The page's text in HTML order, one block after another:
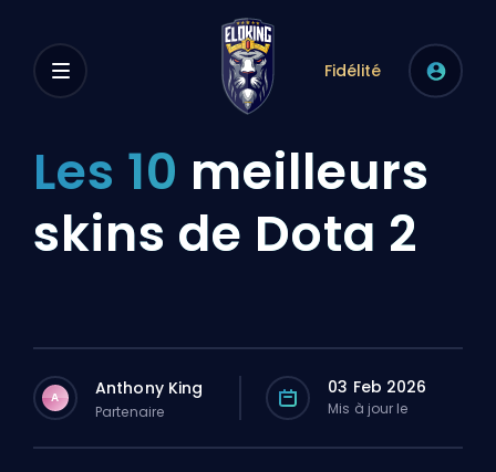
Fidélité
Les 10 meilleurs
skins de Dota 2
A Anthony King
Partenaire
03 Feb 2026
Mis à jour le